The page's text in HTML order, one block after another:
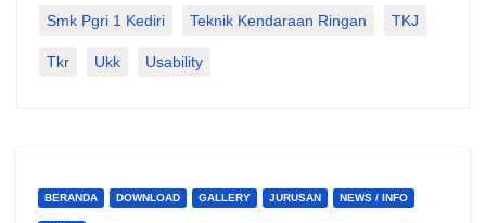
Smk Pgri 1 Kediri Teknik Kendaraan Ringan TKJ
Tkr Ukk Usability
BERANDA DOWNLOAD GALLERY JURUSAN NEWS / INFO